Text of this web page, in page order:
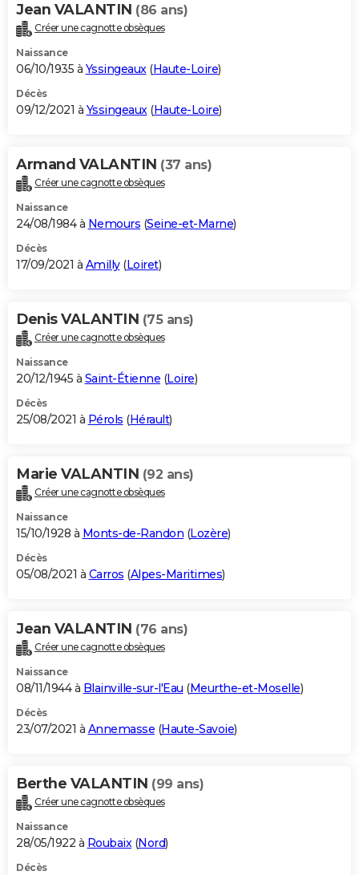
Jean VALANTIN (86 ans)
Créer une cagnotte obsèques
Naissance
06/10/1935 à Yssingeaux(Haute-Loire)
Décès
09/12/2021 à Yssingeaux(Haute-Loire)
Armand VALANTIN (37 ans)
Créer une cagnotte obsèques
Naissance
24/08/1984 à Nemours (Seine-et-Marne)
Décès
17/09/2021 à Amilly(Loiret)
Denis VALANTIN (75 ans)
Créer une cagnotte obsèques
Naissance
20/12/1945 à Saint-Étienne (Loire)
Décès
25/08/2021 à Pérols (Hérault)
Marie VALANTIN (92 ans)
Créer une cagnotte obsèques
Naissance
15/10/1928 à Monts-de-Randon (Lozère)
Décès
05/08/2021 à Carros (Alpes-Maritimes)
Jean VALANTIN (76 ans)
Créer une cagnotte obsèques
Naissance
08/11/1944 à Blainville-sur-l'Eau (Meurthe-et-Moselle)
Décès
23/07/2021 à Annemasse (Haute-Savoie)
Berthe VALANTIN (99 ans)
Créer une cagnotte obsèques
Naissance
28/05/1922 à Roubaix (Nord)
Décès